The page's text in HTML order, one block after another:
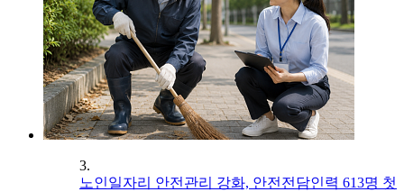
3.
노인일자리 안전관리 강화, 안전전담인력 613명 첫